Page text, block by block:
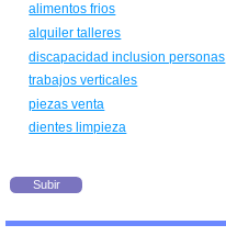
alimentos frios
alquiler talleres
discapacidad inclusion personas
trabajos verticales
piezas venta
dientes limpieza
Subir